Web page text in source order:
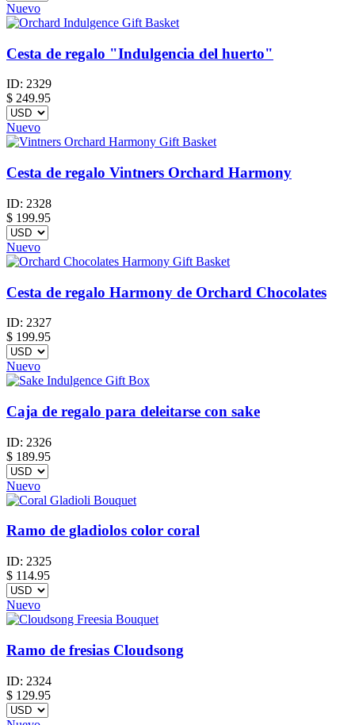
Nuevo
Cesta de regalo "Indulgencia del huerto"
ID: 2329
$ 249.95
Nuevo
Cesta de regalo Vintners Orchard Harmony
ID: 2328
$ 199.95
Nuevo
Cesta de regalo Harmony de Orchard Chocolates
ID: 2327
$ 199.95
Nuevo
Caja de regalo para deleitarse con sake
ID: 2326
$ 189.95
Nuevo
Ramo de gladiolos color coral
ID: 2325
$ 114.95
Nuevo
Ramo de fresias Cloudsong
ID: 2324
$ 129.95